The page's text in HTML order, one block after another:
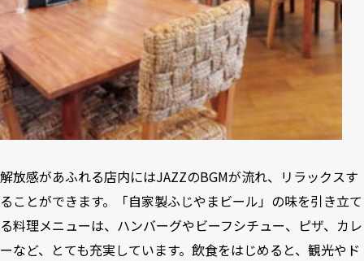
解放感があふれる店内にはJAZZのBGMが流れ、リラックスす
ることができます。「自家製ふじやまビール」の味を引き立て
る料理メニューは、ハンバーグやビーフシチュー、ピザ、カレ
ーなど、とても充実しています。飲食をはじめると、観光やド